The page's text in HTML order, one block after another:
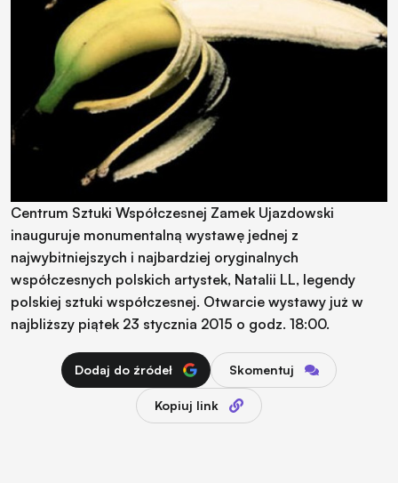
Centrum Sztuki Współczesnej Zamek Ujazdowski
inauguruje monumentalną wystawę jednej z
najwybitniejszych i najbardziej oryginalnych
współczesnych polskich artystek, Natalii LL, legendy
polskiej sztuki współczesnej. Otwarcie wystawy już w
najbliższy piątek 23 stycznia 2015 o godz. 18:00.
Dodaj do źródeł Skomentuj
Kopiuj link